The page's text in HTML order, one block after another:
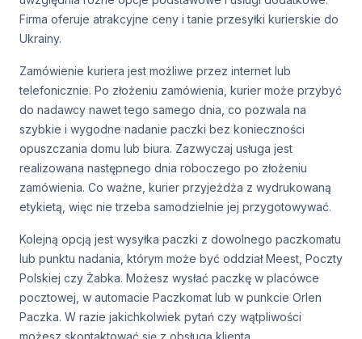
Firma oferuje atrakcyjne ceny i tanie przesyłki kurierskie do
Ukrainy.
Zamówienie kuriera jest możliwe przez internet lub
telefonicznie. Po złożeniu zamówienia, kurier może przybyć
do nadawcy nawet tego samego dnia, co pozwala na
szybkie i wygodne nadanie paczki bez konieczności
opuszczania domu lub biura. Zazwyczaj usługa jest
realizowana następnego dnia roboczego po złożeniu
zamówienia. Co ważne, kurier przyjeżdża z wydrukowaną
etykietą, więc nie trzeba samodzielnie jej przygotowywać.
Kolejną opcją jest wysyłka paczki z dowolnego paczkomatu
lub punktu nadania, którym może być oddział Meest, Poczty
Polskiej czy Żabka. Możesz wysłać paczkę w placówce
pocztowej, w automacie Paczkomat lub w punkcie Orlen
Paczka. W razie jakichkolwiek pytań czy wątpliwości
możesz skontaktować się z obsługą klienta.